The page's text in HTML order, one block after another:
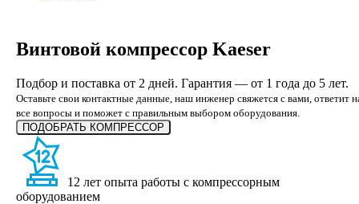
Винтовой компрессор Kaeser
Подбор и поставка от 2 дней. Гарантия — от 1 года до 5 лет.
Оставьте свои контактные данные, наш инженер свяжется с вами, ответит
все вопросы и поможет с правильным выбором оборудования.
ПОДОБРАТЬ КОМПРЕССОР
12 лет опыта работы с компрессорным
оборудованием